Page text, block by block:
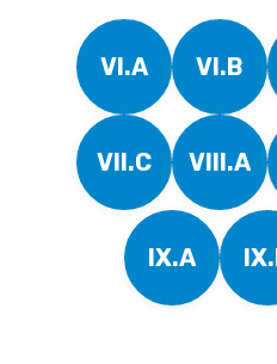
VI.A VI.B
VII.C VIII.A
IX.A